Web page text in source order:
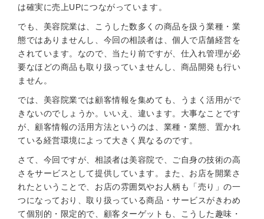
は確実に売上UPにつながっています。
でも、美容院業は、こうした数多くの商品を扱う業種・業
態ではありませんし、今回の相談者は、個人で店舗経営を
されています。なので、当たり前ですが、仕入れ管理が必
要なほどの商品も取り扱っていませんし、商品開発も行い
ません。
では、美容院業では顧客情報を集めても、うまく活用がで
きないのでしょうか。いいえ、違います。大事なことです
が、顧客情報の活用方法というのは、業種・業態、置かれ
ている経営環境によって大きく異なるのです。
さて、今回ですが、相談者は美容院で、ご自身の技術の高
さをサービスとして提供しています。また、お店を開業さ
れたということで、お店の雰囲気やお人柄も「売り」の一
つになっており、取り扱っている商品・サービスがきわめ
て個別的・限定的で、顧客ターゲットも、こうした趣味・